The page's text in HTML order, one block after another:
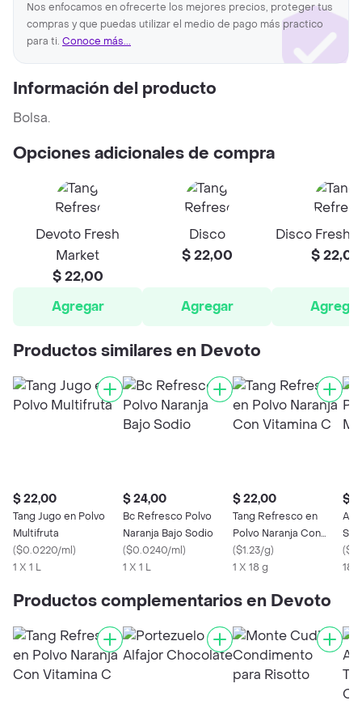
Nos enfocamos en ofrecerte los mejores precios, proteger tus
compras y que puedas utilizar el medio de pago más practico
para ti. Conoce más...
Información del producto
Bolsa.
Opciones adicionales de compra
Devoto Fresh
Market
$ 22,00
Agregar
Disco
$ 22,00
Agregar
Disco Fresh
$ 22,00
Agregar
Productos similares en Devoto
$ 22,00
Tang Jugo en Polvo
Multifruta
($0.0220/ml)
1 X 1 L
$ 24,00
Bc Refresco Polvo
Naranja Bajo Sodio
($0.0240/ml)
1 X 1 L
$ 22,00
Tang Refresco en
Polvo Naranja Con
Vitamina C
($1.23/g)
1 X 18 g
$
(
18
Productos complementarios en Devoto